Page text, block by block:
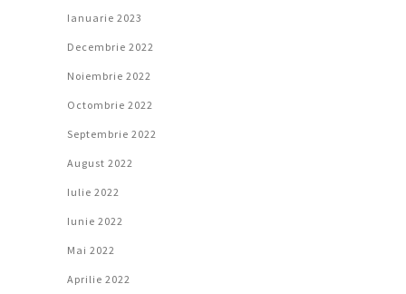
Ianuarie 2023
Decembrie 2022
Noiembrie 2022
Octombrie 2022
Septembrie 2022
August 2022
Iulie 2022
Iunie 2022
Mai 2022
Aprilie 2022